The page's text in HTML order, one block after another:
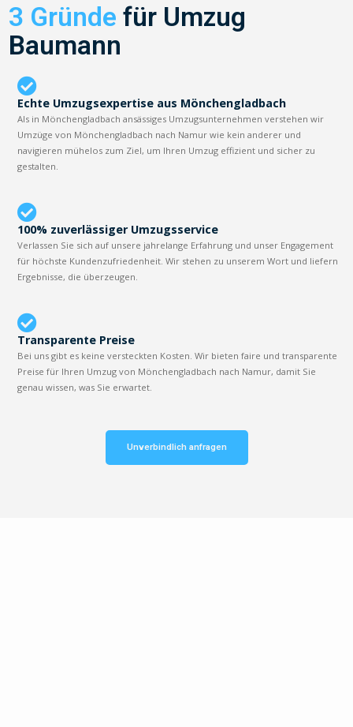
3 Gründe für Umzug
Baumann
Echte Umzugsexpertise aus Mönchengladbach
Als in Mönchengladbach ansässiges Umzugsunternehmen verstehen wir
Umzüge von Mönchengladbach nach Namur wie kein anderer und
navigieren mühelos zum Ziel, um Ihren Umzug effizient und sicher zu
gestalten.
100% zuverlässiger Umzugsservice
Verlassen Sie sich auf unsere jahrelange Erfahrung und unser Engagement
für höchste Kundenzufriedenheit. Wir stehen zu unserem Wort und liefern
Ergebnisse, die überzeugen.
Transparente Preise
Bei uns gibt es keine versteckten Kosten. Wir bieten faire und transparente
Preise für Ihren Umzug von Mönchengladbach nach Namur, damit Sie
genau wissen, was Sie erwartet.
Unverbindlich anfragen